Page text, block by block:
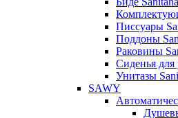
Писсуары
Поддоны
Раковины
Сиденья для
Унитазы
SAWY